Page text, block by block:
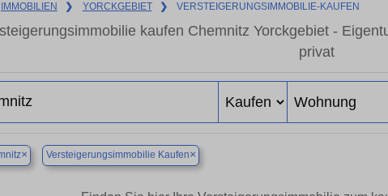
IMMOBILIEN ❯ YORCKGEBIET ❯ VERSTEIGERUNGSIMMOBILIE-KAUFEN
kaufen Chemnitz Yorckgebiet -
privat
× Versteigerungsimmobilie Kaufen×